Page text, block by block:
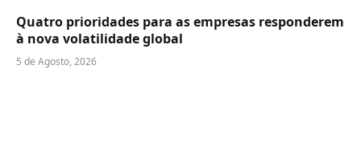
Quatro prioridades para as empresas responderem
à nova volatilidade global
5 de Agosto, 2026